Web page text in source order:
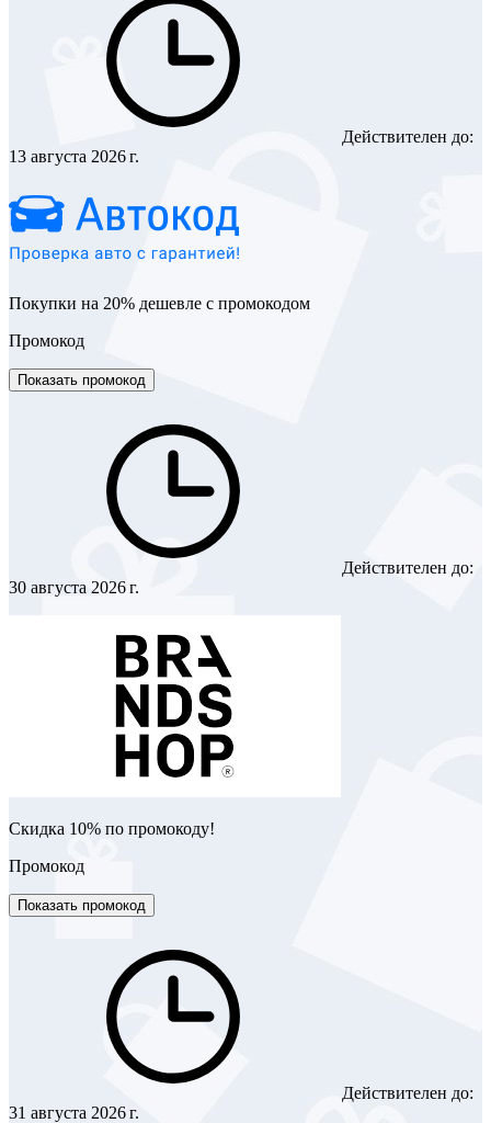
Действителен до:
13 августа 2026 г.
Покупки на 20% дешевле с промокодом
Промокод
Показать промокод
Действителен до:
30 августа 2026 г.
Скидка 10% по промокоду!
Промокод
Показать промокод
Действителен до:
31 августа 2026 г.